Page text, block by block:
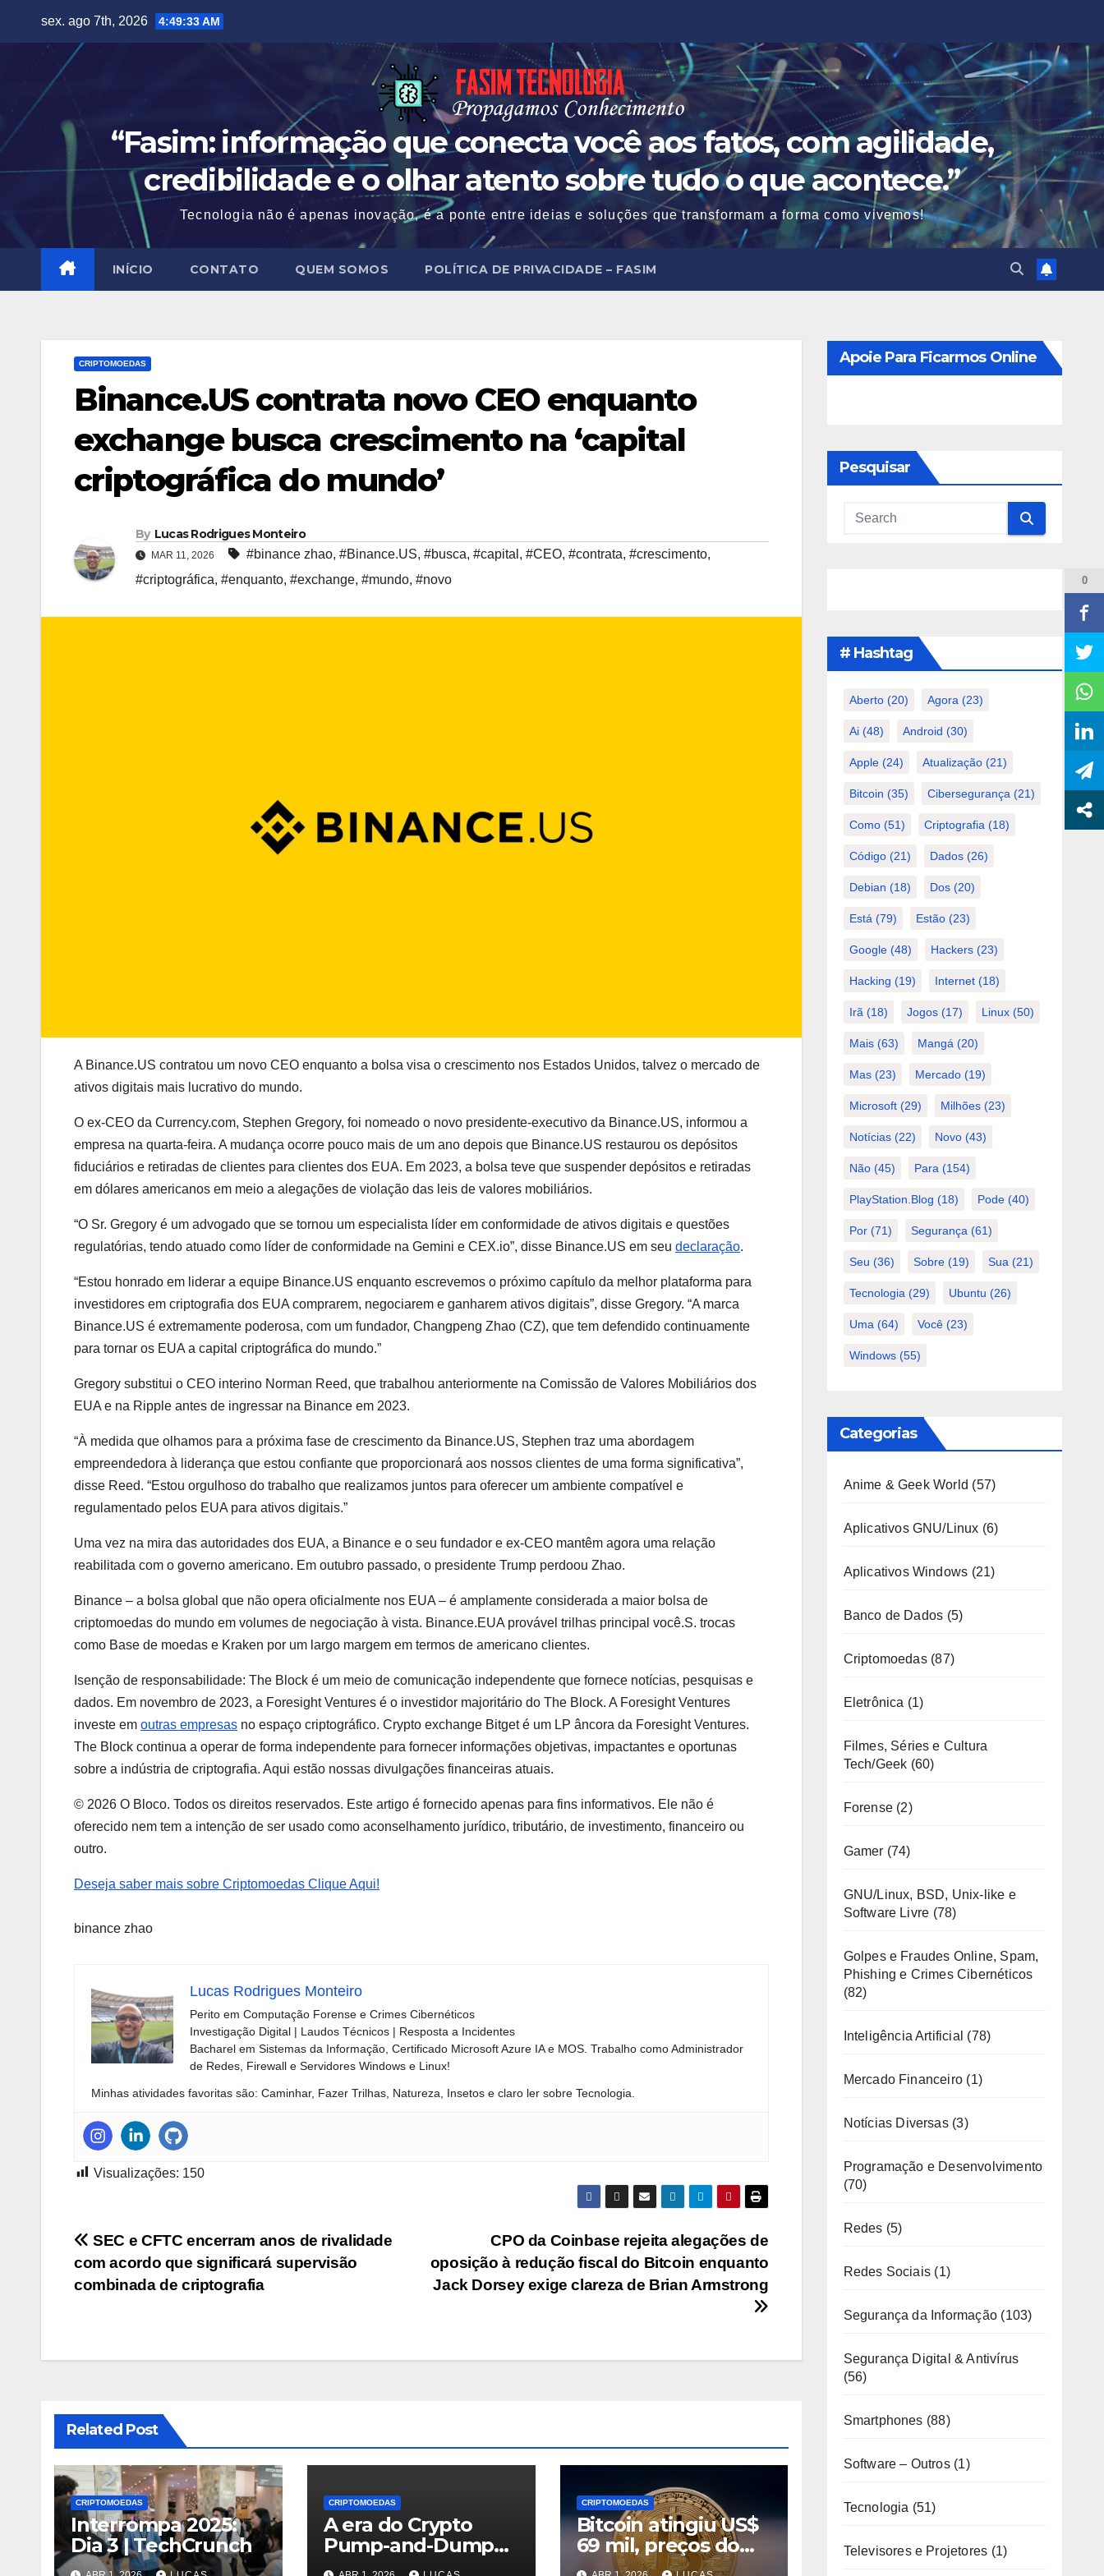
sex. ago 7th, 2026 4:49:35 AM
“Fasim: informação que conecta você aos fatos, com agilidade,
credibilidade e o olhar atento sobre tudo o que acontece.”
Tecnologia não é apenas inovação, é a ponte entre ideias e soluções que transformam a forma como vivemos!
INÍCIO CONTATO QUEM SOMOS POLÍTICA DE PRIVACIDADE – FASIM
CRIPTOMOEDAS
Binance.US contrata novo CEO enquanto
exchange busca crescimento na ‘capital
criptográfica do mundo’
By Lucas Rodrigues Monteiro
MAR 11, 2026 #binance zhao, #Binance.US, #busca, #capital , #CEO, #contrata, #crescimento,
#criptográfica, #enquanto, #exchange, #mundo, #novo
A Binance.US contratou um novo CEO enquanto a bolsa visa o crescimento nos Estados Unidos, talvez o mercado de
ativos digitais mais lucrativo do mundo.
O ex-CEO da Currency.com, Stephen Gregory, foi nomeado o novo presidente-executivo da Binance.US, informou a
empresa na quarta-feira. A mudança ocorre pouco mais de um ano depois que Binance.US restaurou os depósitos
fiduciários e retiradas de clientes para clientes dos EUA. Em 2023, a bolsa teve que suspender depósitos e retiradas
em dólares americanos em meio a alegações de violação das leis de valores mobiliários.
“O Sr. Gregory é um advogado que se tornou um especialista líder em conformidade de ativos digitais e questões
regulatórias, tendo atuado como líder de conformidade na Gemini e CEX.io”, disse Binance.US em seu declaração.
“Estou honrado em liderar a equipe Binance.US enquanto escrevemos o próximo capítulo da melhor plataforma para
investidores em criptografia dos EUA comprarem, negociarem e ganharem ativos digitais”, disse Gregory. “A marca
Binance.US é extremamente poderosa, com um fundador, Changpeng Zhao (CZ), que tem defendido continuamente
para tornar os EUA a capital criptográfica do mundo.”
Gregory substitui o CEO interino Norman Reed, que trabalhou anteriormente na Comissão de Valores Mobiliários dos
EUA e na Ripple antes de ingressar na Binance em 2023.
“À medida que olhamos para a próxima fase de crescimento da Binance.US, Stephen traz uma abordagem
empreendedora à liderança que estou confiante que proporcionará aos nossos clientes de uma forma significativa”,
disse Reed. “Estou orgulhoso do trabalho que realizamos juntos para oferecer um ambiente compatível e
regulamentado pelos EUA para ativos digitais.”
Uma vez na mira das autoridades dos EUA, a Binance e o seu fundador e ex-CEO mantêm agora uma relação
reabilitada com o governo americano. Em outubro passado, o presidente Trump perdoou Zhao.
Binance – a bolsa global que não opera oficialmente nos EUA – é amplamente considerada a maior bolsa de
criptomoedas do mundo em volumes de negociação à vista. Binance.EUA provável trilhas principal você.S. trocas
como Base de moedas e Kraken por um largo margem em termos de americano clientes.
Isenção de responsabilidade: The Block é um meio de comunicação independente que fornece notícias, pesquisas e
dados. Em novembro de 2023, a Foresight Ventures é o investidor majoritário do The Block. A Foresight Ventures
investe em outras empresas no espaço criptográfico. Crypto exchange Bitget é um LP âncora da Foresight Ventures.
The Block continua a operar de forma independente para fornecer informações objetivas, impactantes e oportunas
sobre a indústria de criptografia. Aqui estão nossas divulgações financeiras atuais.
© 2026 O Bloco. Todos os direitos reservados. Este artigo é fornecido apenas para fins informativos. Ele não é
oferecido nem tem a intenção de ser usado como aconselhamento jurídico, tributário, de investimento, financeiro ou
outro.
Deseja saber mais sobre Criptomoedas Clique Aqui!
binance zhao
Lucas Rodrigues Monteiro
Perito em Computação Forense e Crimes Cibernéticos
Investigação Digital | Laudos Técnicos | Resposta a Incidentes
Bacharel em Sistemas da Informação, Certificado Microsoft Azure IA e MOS. Trabalho como Administrador
de Redes, Firewall e Servidores Windows e Linux!
Minhas atividades favoritas são: Caminhar, Fazer Trilhas, Natureza, Insetos e claro ler sobre Tecnologia.
Visualizações: 150
Navegação
de
CPO da Coinbase rejeita alegações de
oposição à redução fiscal do Bitcoin enquanto
Jack Dorsey exige clareza de Brian Armstrong
SEC e CFTC encerram anos de rivalidade
com acordo que significará supervisão
combinada de criptografia
Related Post
CRIPTOMOEDAS
Interrompa 2025:
Dia 3 | TechCrunch
CRIPTOMOEDAS
A era do Crypto
Pump-and-Dump
termina aqui? Por
CRIPTOMOEDAS
Bitcoin atingiu US$
69 mil, preços do
petróleo
Apoie Para Ficarmos Online
Pesquisar
# Hashtag
Aberto(20) Agora (23)
Ai(48) Android (30)
Apple(24) Atualização(21)
Bitcoin (35) Cibersegurança (21)
Como(51) Criptografia (18)
Código(21) Dados(26)
Debian (18) Dos(20)
Está (79) Estão(23)
Google(48) Hackers(23)
Hacking (19) Internet(18)
Irã (18) Jogos(17) Linux(50)
Mais(63) Mangá (20)
Mas(23) Mercado(19)
Microsoft(29) Milhões(23)
Notícias(22) Novo(43)
Não(45) Para (154)
PlayStation.Blog (18) Pode(40)
Por(71) Segurança (61)
Seu (36) Sobre(19) Sua (21)
Tecnologia (29) Ubuntu (26)
Uma (64) Você(23)
Windows(55)
Categorias
Anime & Geek World (57)
Aplicativos GNU/Linux (6)
Aplicativos Windows (21)
Banco de Dados (5)
Criptomoedas(87)
Eletrônica (1)
Filmes, Séries e Cultura
Tech/Geek (60)
Forense(2)
Gamer (74)
GNU/Linux, BSD, Unix-like e
Software Livre (78)
Golpes e Fraudes Online, Spam,
Phishing e Crimes Cibernéticos
(82)
Inteligência Artificial (78)
Mercado Financeiro (1)
Notícias Diversas(3)
Programação e Desenvolvimento
(70)
Redes (5)
Redes Sociais (1)
Segurança da Informação (103)
Segurança Digital & Antivírus
(56)
Smartphones (88)
Software – Outros(1)
Tecnologia (51)
Televisores e Projetores (1)
0